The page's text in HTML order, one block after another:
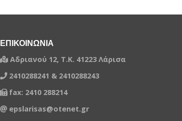
ΕΠΙΚΟΙΝΩΝΙΑ
Αδριανού 12, Τ.Κ. 41223 Λάρισα
2410288241 & 2410288243
fax: 2410 288214
epslarisas@otenet.gr